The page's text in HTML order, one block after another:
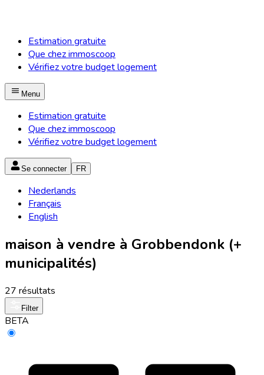
Estimation gratuite
Que chez immoscoop
Vérifiez votre budget logement
Menu
Estimation gratuite
Que chez immoscoop
Vérifiez votre budget logement
Se connecter FR
Nederlands
Français
English
maison à vendre à Grobbendonk (+
municipalités)
27 résultats
Filter
BETA